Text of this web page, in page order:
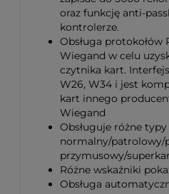
oraz funkcję anti-
kontrolerze.
Obsługa protokołów
Wiegand w celu
czytnika kart.
W26, W34 i jest
kart innego
Wiegand
Obsługuje różne
normalny/patrolowy/
przymusowy/
Różne wskaźniki
Obsługa